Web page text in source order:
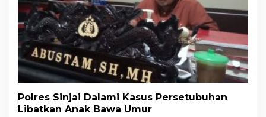
Polres Sinjai Dalami Kasus Persetubuhan
Libatkan Anak Bawa Umur